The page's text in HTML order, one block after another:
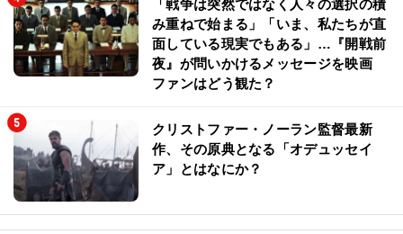
「戦争は突然ではなく人々の選択の積
み重ねで始まる」「いま、私たちが直
面している現実でもある」…『開戦前
夜』が問いかけるメッセージを映画
ファンはどう観た？
クリストファー・ノーラン監督最新
作、その原典となる「オデュッセイ
ア」とはなにか？